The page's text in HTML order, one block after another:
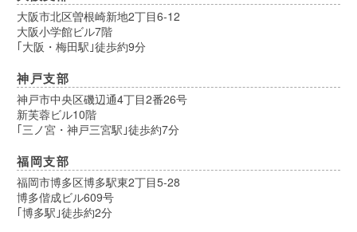
大阪市北区曽根崎新地2丁目6-12
大阪小学館ビル7階
｢大阪・梅田駅｣徒歩約9分
神戸支部
神戸市中央区磯辺通4丁目2番26号
新芙蓉ビル10階
｢三ノ宮・神戸三宮駅｣徒歩約7分
福岡支部
福岡市博多区博多駅東2丁目5-28
博多偕成ビル609号
｢博多駅｣徒歩約2分